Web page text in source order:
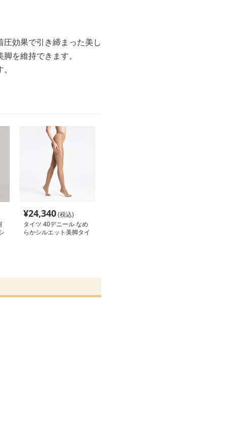
効果で引き締まった美し
を維持できます。
¥24,340(税込)
タイツ 40デニール なめ
らかシルエット美脚タイ